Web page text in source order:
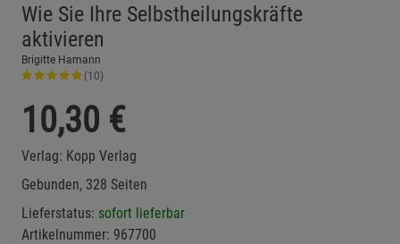
Wie Sie Ihre Selbstheilungskräfte
aktivieren
Brigitte Hamann
(10)
10,30 €
Verlag: Kopp Verlag
Gebunden, 328 Seiten
Lieferstatus: sofort lieferbar
Artikelnummer: 967700